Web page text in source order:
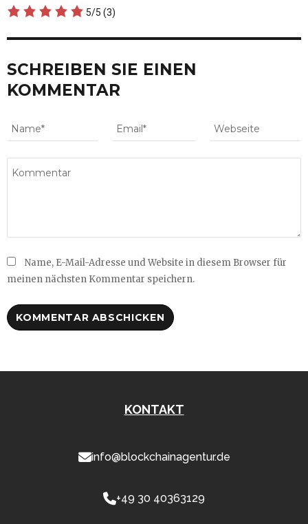
5/5 (3)
SCHREIBEN SIE EINEN
KOMMENTAR
Name, E-Mail-Adresse und Website in diesem Browser für
meinen nächsten Kommentar speichern.
KONTAKT
info@blockchainagentur.de
+49 30 40363129